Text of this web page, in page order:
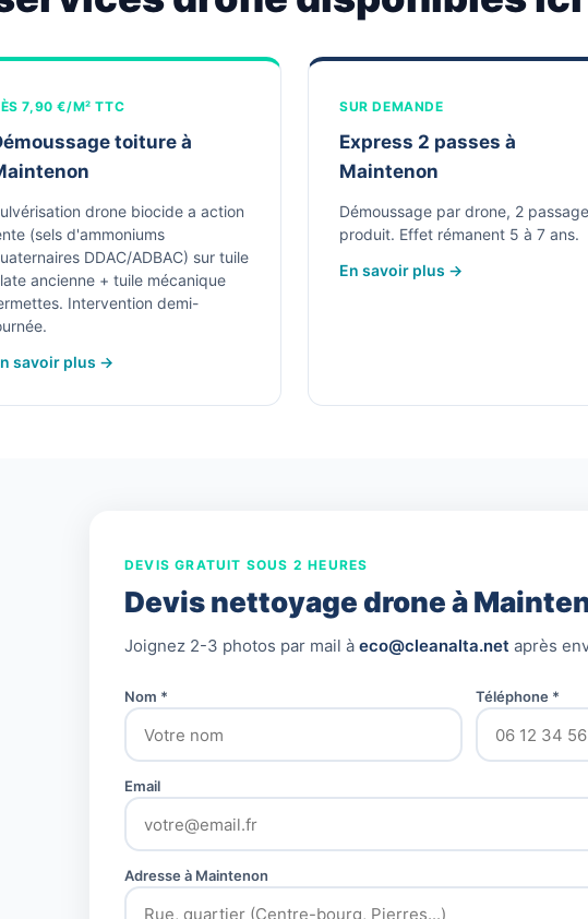
7,90 €/M² TTC
toiture à
drone biocide a action
(sels d'ammoniums
DDAC/ADBAC) sur tuile
ancienne + tuile mécanique
Intervention demi-
savoir plus →
SUR DEMANDE
Express 2 passes à
Maintenon
Démoussage par drone, 2
produit. Effet rémanent 5 à 7 ans.
En savoir plus →
DEVIS GRATUIT SOUS 2 HEURES
Devis nettoyage drone à
Joignez 2-3 photos par mail à eco@cleanalta.net après
Nom * Téléphone *
Email
Adresse à Maintenon